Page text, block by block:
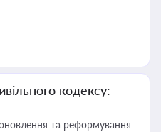
кодексу:
та реформування